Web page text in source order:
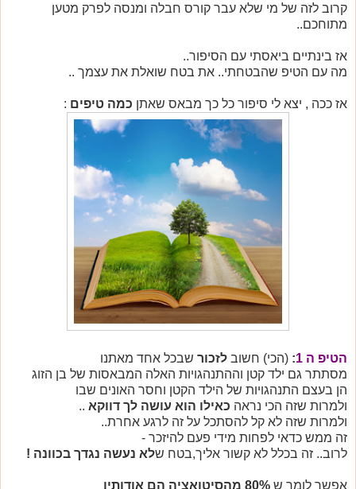
קרוב לזה של מי שלא עבר קורס חבלה ומנסה לפרק מטען
מתוחכם..
אז בינתיים ביאסתי עם הסיפור..
מה עם הטיפ שהבטחתי.. את בטח שואלת את עצמך ..
אז ככה , יצא לי סיפור כל כך מבאס שאתן כמה טיפים :
הטיפ ה 1 : (הכי) חשוב לזכור שבכל אחד מאתנו
מסתתר גם ילד קטן וההתנהגויות האלה המבאסות של בן הזוג
הן בעצם התנהגויות של הילד הקטן וחסר האונים שבו
ולמרות שזה הכי נראה כאילו הוא עושה לך דווקא ..
ולמרות שזה לא קל להסתכל על זה לרגע אחרת..
זה ממש כדאי לפחות מידי פעם להיזכר -
לרוב.. זה בכלל לא קשור אליך,בטח שלא נעשה נגדך בכוונה !
אפשר לומר ש